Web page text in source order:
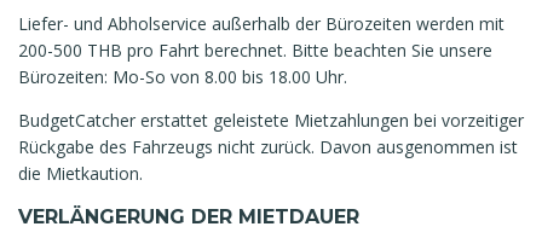
Liefer- und Abholservice außerhalb der Bürozeiten werden mit
200-500 THB pro Fahrt berechnet. Bitte beachten Sie unsere
Bürozeiten: Mo-So von 8.00 bis 18.00 Uhr.
BudgetCatcher erstattet geleistete Mietzahlungen bei vorzeitiger
Rückgabe des Fahrzeugs nicht zurück. Davon ausgenommen ist
die Mietkaution.
VERLÄNGERUNG DER MIETDAUER